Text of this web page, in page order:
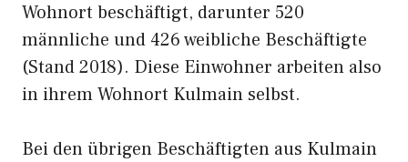
Wohnort beschäftigt, darunter 520
männliche und 426 weibliche Beschäftigte
(Stand 2018). Diese Einwohner arbeiten also
in ihrem Wohnort Kulmain selbst.
Bei den übrigen Beschäftigten aus Kulmain